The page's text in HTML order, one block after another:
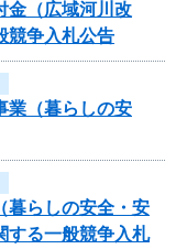
金（広域河川改
争入札公告
業（暮らしの安
暮らしの安全・安
る一般競争入札